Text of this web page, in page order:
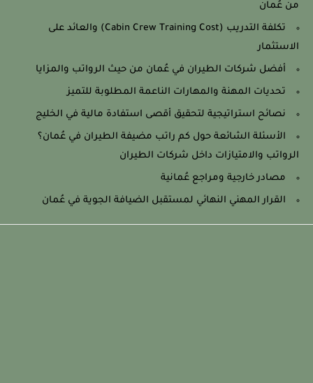
من عُمان
تكلفة التدريب (Cabin Crew Training Cost) والعائد على
الاستثمار
أفضل شركات الطيران في عُمان من حيث الرواتب والمزايا
تحديات المهنة والمهارات الناعمة المطلوبة للتميز
نصائح استراتيجية لتحقيق أقصى استفادة مالية في الخليج
الأسئلة الشائعة حول كم راتب مضيفة الطيران في عُمان؟
الرواتب والامتيازات داخل شركات الطيران
مصادر خارجية ومراجع عُمانية
القرار المهني النهائي لمستقبل الضيافة الجوية في عُمان